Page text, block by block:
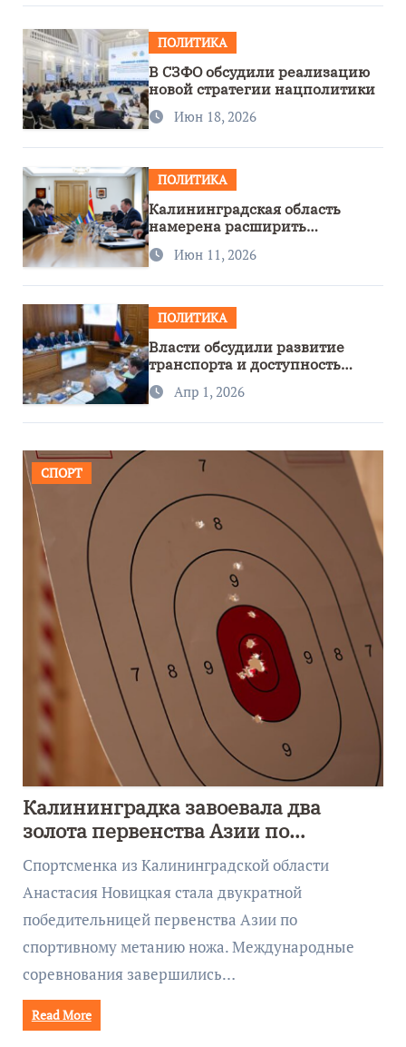
ПОЛИТИКА
В СЗФО обсудили реализацию
новой стратегии нацполитики
Июн 18, 2026
ПОЛИТИКА
Калининградская область
намерена расширить
сотрудничество с Узбекистаном
Июн 11, 2026
ПОЛИТИКА
Власти обсудили развитие
транспорта и доступность
региона
Апр 1, 2026
СПОРТ
Калининградка завоевала два
золота первенства Азии по
метанию ножа
Спортсменка из Калининградской области
Анастасия Новицкая стала двукратной
победительницей первенства Азии по
спортивному метанию ножа. Международные
соревнования завершились…
Read More